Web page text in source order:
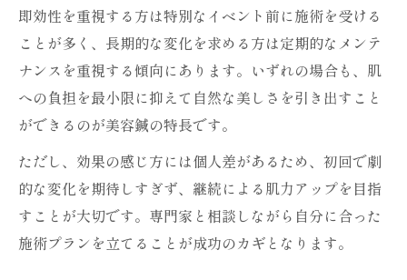
即効性を重視する方は特別なイベント前に施術を受ける
ことが多く、長期的な変化を求める方は定期的なメンテ
ナンスを重視する傾向にあります。いずれの場合も、肌
への負担を最小限に抑えて自然な美しさを引き出すこと
ができるのが美容鍼の特長です。
ただし、効果の感じ方には個人差があるため、初回で劇
的な変化を期待しすぎず、継続による肌力アップを目指
すことが大切です。専門家と相談しながら自分に合った
施術プランを立てることが成功のカギとなります。